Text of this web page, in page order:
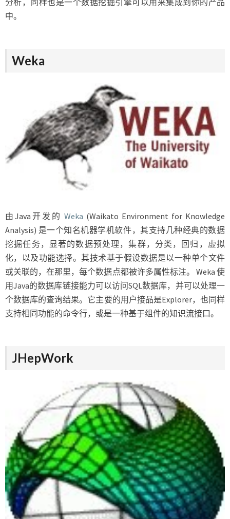
中。
Weka
由Java开发的Weka (Waikato Environment for Knowledge
Analysis) 是一个知名机器学机软件，其支持几种经典的数据
挖掘任务，显著的数据预处理，集群，分类，回归，虚拟
化，以及功能选择。其技术基于假设数据是以一种单个文件
或关联的，在那里，每个数据点都被许多属性标注。 Weka 使
用Java的数据库链接能力可以访问SQL数据库，并可以处理一
个数据库的查询结果。它主要的用户接品是Explorer，也同样
支持相同功能的命令行，或是一种基于组件的知识流接口。
JHepWork